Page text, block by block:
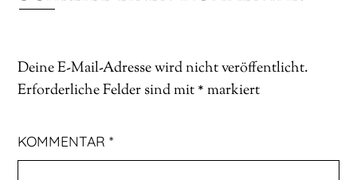
Deine E-Mail-Adresse wird nicht veröffentlicht.
Erforderliche Felder sind mit * markiert
KOMMENTAR*